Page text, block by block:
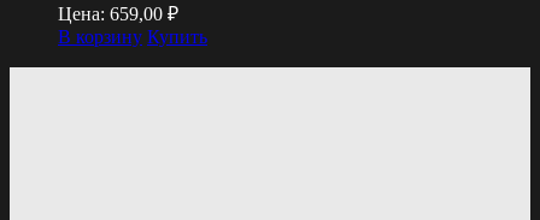
Цена: 659,00 ₽
В корзину Купить